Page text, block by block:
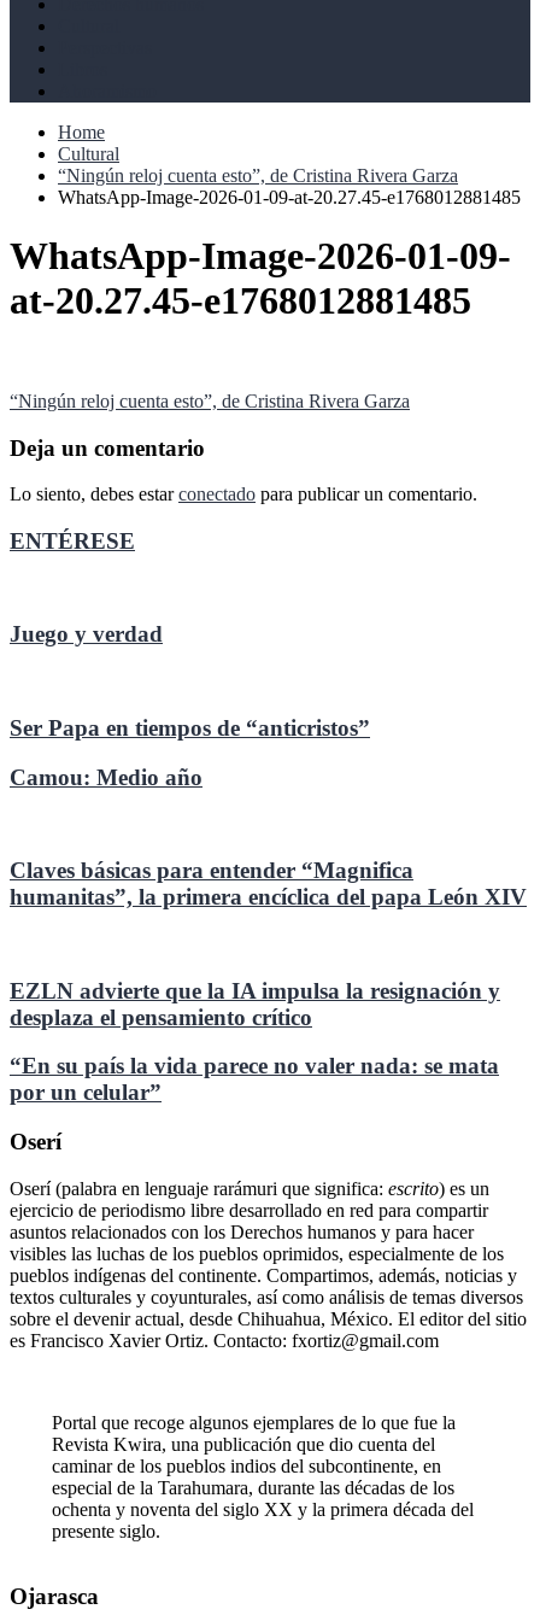
Home
Cultural
“Ningún reloj cuenta esto”, de Cristina Rivera Garza
WhatsApp-Image-2026-01-09-at-20.27.45-e1768012881485
WhatsApp-Image-2026-01-09-
at-20.27.45-e1768012881485
Navegación
de
entradas
“Ningún reloj cuenta esto”, de Cristina Rivera Garza
Deja un comentario
Lo siento, debes estarconectado para publicar un comentario.
ENTÉRESE
Juego y verdad
Ser Papa en tiempos de “anticristos”
Camou: Medio año
Claves básicas para entender “Magnifica
humanitas”, la primera encíclica del papa León XIV
EZLN advierte que la IA impulsa la resignación y
desplaza el pensamiento crítico
“En su país la vida parece no valer nada: se mata
por un celular”
Oserí
Oserí (palabra en lenguaje rarámuri que significa: escrito) es un
ejercicio de periodismo libre desarrollado en red para compartir
asuntos relacionados con los Derechos humanos y para hacer
visibles las luchas de los pueblos oprimidos, especialmente de los
pueblos indígenas del continente. Compartimos, además, noticias y
textos culturales y coyunturales, así como análisis de temas diversos
sobre el devenir actual, desde Chihuahua, México. El editor del sitio
es Francisco Xavier Ortiz. Contacto: fxortiz@gmail.com
Portal que recoge algunos ejemplares de lo que fue la
Revista Kwira, una publicación que dio cuenta del
caminar de los pueblos indios del subcontinente, en
especial de la Tarahumara, durante las décadas de los
ochenta y noventa del siglo XX y la primera década del
presente siglo.
Ojarasca